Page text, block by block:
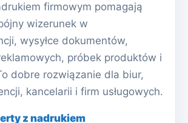
firmowym pomagają
wizerunek w
wysyłce dokumentów,
próbek produktów i
dobre rozwiązanie dla biur,
kancelarii i firm usługowych.
z nadrukiem